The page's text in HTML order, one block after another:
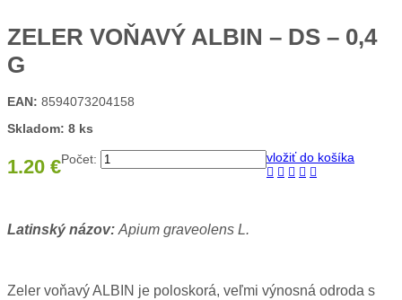
ZELER VOŇAVÝ ALBIN – DS – 0,4
G
EAN: 8594073204158
Skladom: 8 ks
1.20 €Počet: vložiť do košíka
Latinský názov: Apium graveolens L.
Zeler voňavý ALBIN je poloskorá, veľmi výnosná odroda s